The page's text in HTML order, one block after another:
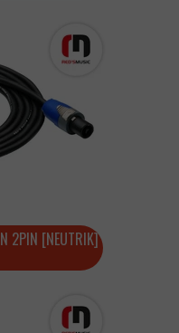
2PIN [NEUTRIK]